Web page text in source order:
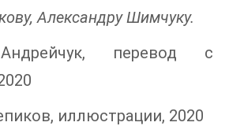
Александру Шимчуку.
перевод с
иллюстрации, 2020